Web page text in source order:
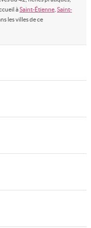
àSaint-Étienne, Saint-
les villes de ce